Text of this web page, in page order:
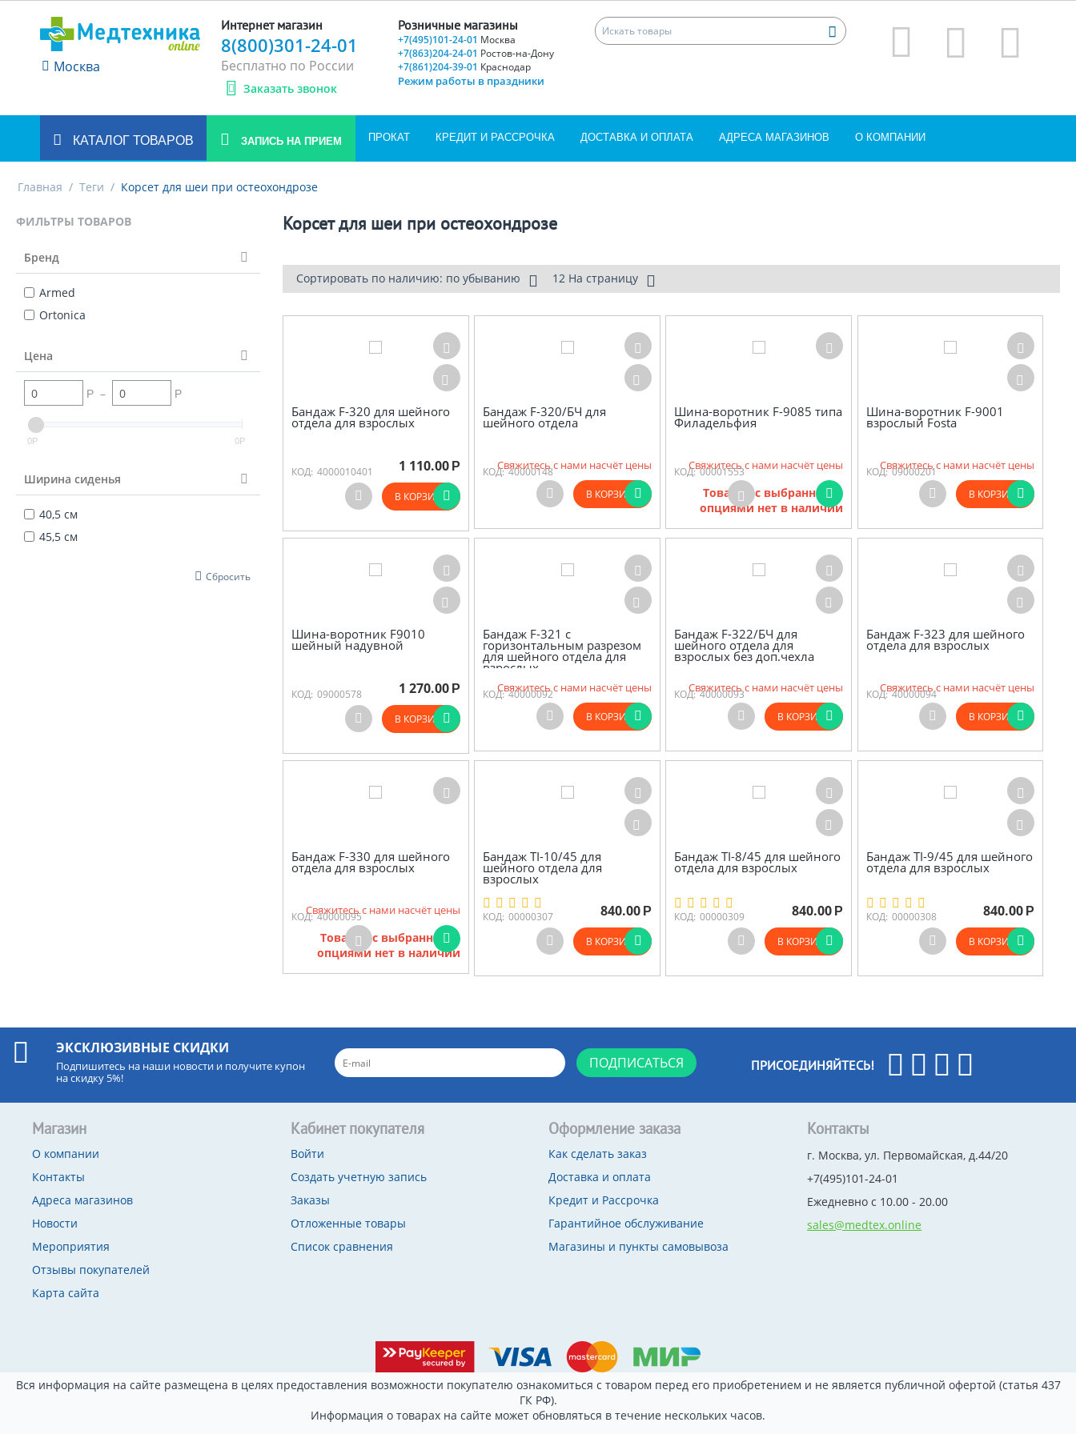
Москва
Интернет магазин
8(800)301-24-01
Бесплатно по России
Заказать звонок
Розничные магазины
+7(495)101-24-01 Москва
+7(863)204-24-01 Ростов-на-Дону
+7(861)204-39-01 Краснодар
Режим работы в праздники
КАТАЛОГ ТОВАРОВ ЗАПИСЬ НА ПРИЕМ ПРОКАТ КРЕДИТ И РАССРОЧКА ДОСТАВКА И ОПЛАТА АДРЕСА МАГАЗИНОВ О КОМПАНИИ
Главная / Теги / Корсет для шеи при остеохондрозе
ФИЛЬТРЫ ТОВАРОВ
Бренд
Armed
Ortonica
Цена
Р – Р
0Р 0Р
Ширина сиденья
40,5 см
45,5 см
Сбросить
Корсет для шеи при остеохондрозе
Сортировать по наличию: по убыванию 12 На страницу
Бандаж F-320 для шейного
отдела для взрослых
КОД: 4000010401 1 110.00 Р
В КОРЗИНУ
Бандаж F-320/БЧ для
шейного отдела
КОД: 40000148
Свяжитесь с нами насчёт цены
В КОРЗИНУ
Шина-воротник F-9085 типа
Филадельфия
КОД: 00001553
Свяжитесь с нами насчёт цены
Товаров с выбранными
опциями нет в наличии
Шина-воротник F-9001
взрослый Fosta
КОД: 09000201
Свяжитесь с нами насчёт цены
В КОРЗИНУ
Шина-воротник F9010
шейный надувной
КОД: 09000578 1 270.00 Р
В КОРЗИНУ
Бандаж F-321 с
горизонтальным разрезом
для шейного отдела для
взрослых
КОД: 40000092
Свяжитесь с нами насчёт цены
В КОРЗИНУ
Бандаж F-322/БЧ для
шейного отдела для
взрослых без доп.чехла
КОД: 40000093
Свяжитесь с нами насчёт цены
В КОРЗИНУ
Бандаж F-323 для шейного
отдела для взрослых
КОД: 40000094
Свяжитесь с нами насчёт цены
В КОРЗИНУ
Бандаж F-330 для шейного
отдела для взрослых
КОД: 40000095
Свяжитесь с нами насчёт цены
Товаров с выбранными
опциями нет в наличии
Бандаж TI-10/45 для
шейного отдела для
взрослых
КОД: 00000307 840.00 Р
В КОРЗИНУ
Бандаж TI-8/45 для шейного
отдела для взрослых
КОД: 00000309 840.00 Р
В КОРЗИНУ
Бандаж TI-9/45 для шейного
отдела для взрослых
КОД: 00000308 840.00 Р
В КОРЗИНУ
ЭКСКЛЮЗИВНЫЕ СКИДКИ
Подпишитесь на наши новости и получите купон
на скидку 5%!
ПОДПИСАТЬСЯ ПРИСОЕДИНЯЙТЕСЬ!
Магазин
О компании
Контакты
Адреса магазинов
Новости
Мероприятия
Отзывы покупателей
Карта сайта
Кабинет покупателя
Войти
Создать учетную запись
Заказы
Отложенные товары
Список сравнения
Оформление заказа
Как сделать заказ
Доставка и оплата
Кредит и Рассрочка
Гарантийное обслуживание
Магазины и пункты самовывоза
Контакты
г. Москва, ул. Первомайская, д.44/20
+7(495)101-24-01
Ежедневно с 10.00 - 20.00
sales@medtex.online
Вся информация на сайте размещена в целях предоставления возможности покупателю ознакомиться с товаром перед его приобретением и не является публичной офертой (статья 437
ГК РФ).
Информация о товарах на сайте может обновляться в течение нескольких часов.